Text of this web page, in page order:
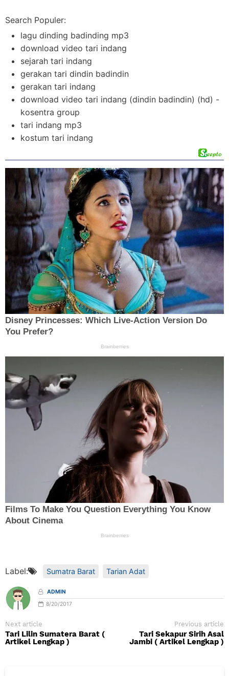
Search Populer:
lagu dinding badinding mp3
download video tari indang
sejarah tari indang
gerakan tari dindin badindin
gerakan tari indang
download video tari indang (dindin badindin) (hd) -
kosentra group
tari indang mp3
kostum tari indang
Label: Sumatra Barat Tarian Adat
ADMIN
8/20/2017
Next article
Tari Lilin Sumatera Barat (
Artikel Lengkap )
Previous article
Tari Sekapur Sirih Asal
Jambi ( Artikel Lengkap )